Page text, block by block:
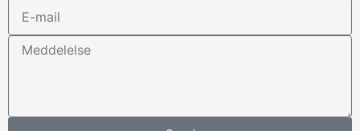
mail
Meddelelse